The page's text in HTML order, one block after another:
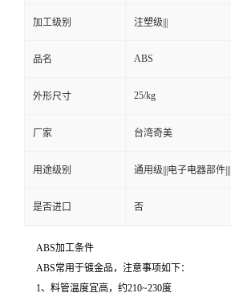
加工级别 注塑级|||
品名 ABS
外形尺寸 25/kg
厂家 台湾奇美
用途级别 通用级|||电子电器部件|||
是否进口 否
ABS加工条件
ABS常用于镀金品，注意事项如下：
1、料管温度宜高，约210~230度